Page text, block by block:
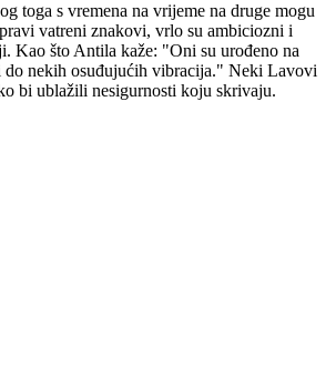
toga s vremena na vrijeme na druge mogu
vatreni znakovi, vrlo su ambiciozni i
Kao što Antila kaže: "Oni su urođeno na
do nekih osuđujućih vibracija." Neki Lavovi
bi ublažili nesigurnosti koju skrivaju.